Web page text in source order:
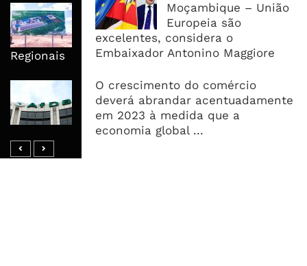
Moçambique – União
Europeia são
excelentes, considera o
Embaixador Antonino Maggiore
O crescimento do comércio
deverá abrandar acentuadamente
em 2023 à medida que a
economia global ...
Nova Capacidade Cimenteira Coloca
Moçambique No Caminho Da Auto-
Suficiência E Das Exportações
Regionais
AfDB Aprova US$265 Milhões E
Acelera Ligação Da Zâmbia Ao
Corredor Do Lobito